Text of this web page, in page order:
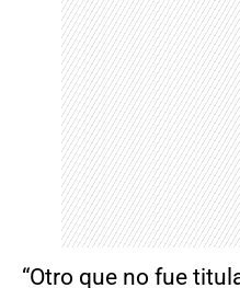
“Otro que no fue